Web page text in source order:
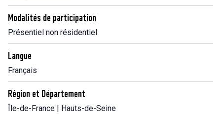
Modalités de participation
Présentiel non résidentiel
Langue
Français
Région et Département
Île-de-France | Hauts-de-Seine